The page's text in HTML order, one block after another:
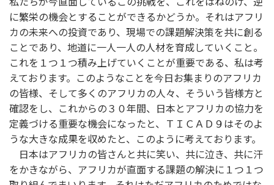
に繁栄の機会とすることができるかどうか。それはアフリ
カの未来への投資であり、現場での課題解決策を共に創る
ことであり、地道に一人一人の人材を育成していくこと。
これを１つ１つ積み上げていくことが重要である、私は考
えております。このようなことを今日お集まりのアフリカ
の皆様、そして多くのアフリカの人々、そういう皆様方と
確認をし、これからの３０年間、日本とアフリカの協力を
定義づける重要な機会になったと、ＴＩＣＡＤ９はそのよ
うな大きな成果を収めたと、このように考えております。
日本はアフリカの皆さんと共に笑い、共に泣き、共に汗
をかきながら、アフリカが直面する課題の解決に１つ１つ